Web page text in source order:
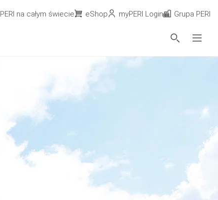
PERI na całym świecie eShop myPERI Login Grupa PERI